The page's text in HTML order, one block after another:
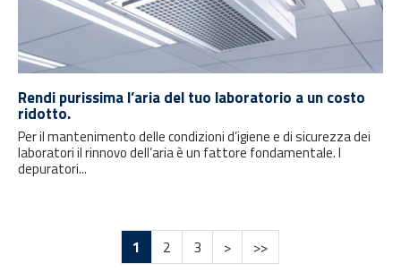
Rendi purissima l’aria del tuo laboratorio a un costo
ridotto.
Per il mantenimento delle condizioni d’igiene e di sicurezza dei
laboratori il rinnovo dell’aria è un fattore fondamentale. I
depuratori...
1 2 3 > >>